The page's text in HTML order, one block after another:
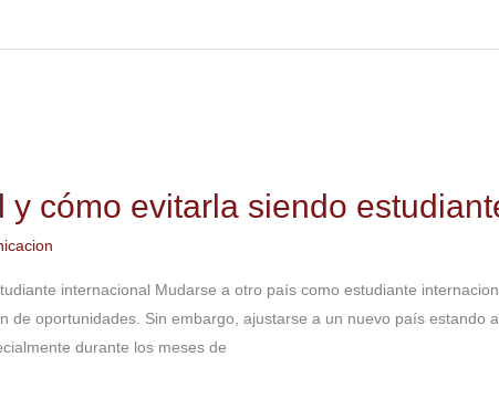
cómo evitarla siendo
internacional Mudarse a otro país como estudiante
de oportunidades. Sin embargo, ajustarse a un nuevo país estando
durante los meses de